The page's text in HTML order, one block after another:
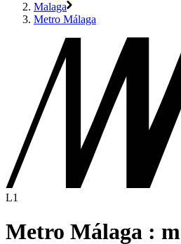
Malaga
Metro Málaga
L1
Metro Málaga :